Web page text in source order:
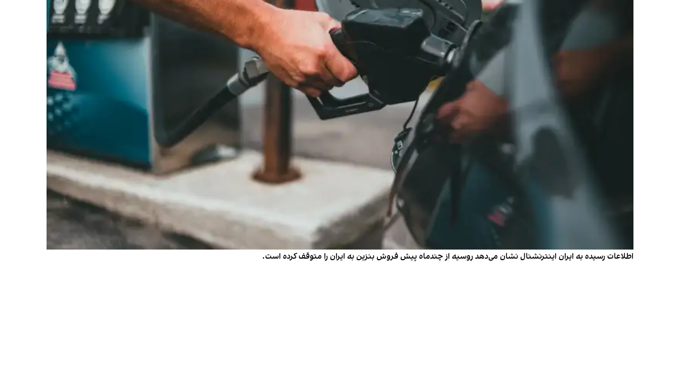
اطلاعات رسیده به ایران اینترنشنال نشان می‌دهد روسیه از چندماه پیش فروش بنزین به ایران را متوقف کرده‌ است.